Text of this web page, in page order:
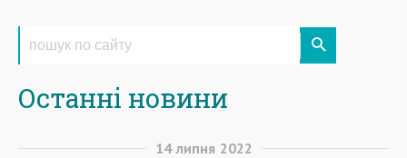
Останні новини
14 липня 2022